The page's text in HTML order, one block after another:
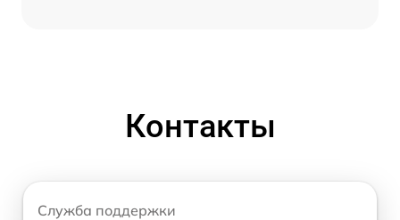
Контакты
Служба поддержки